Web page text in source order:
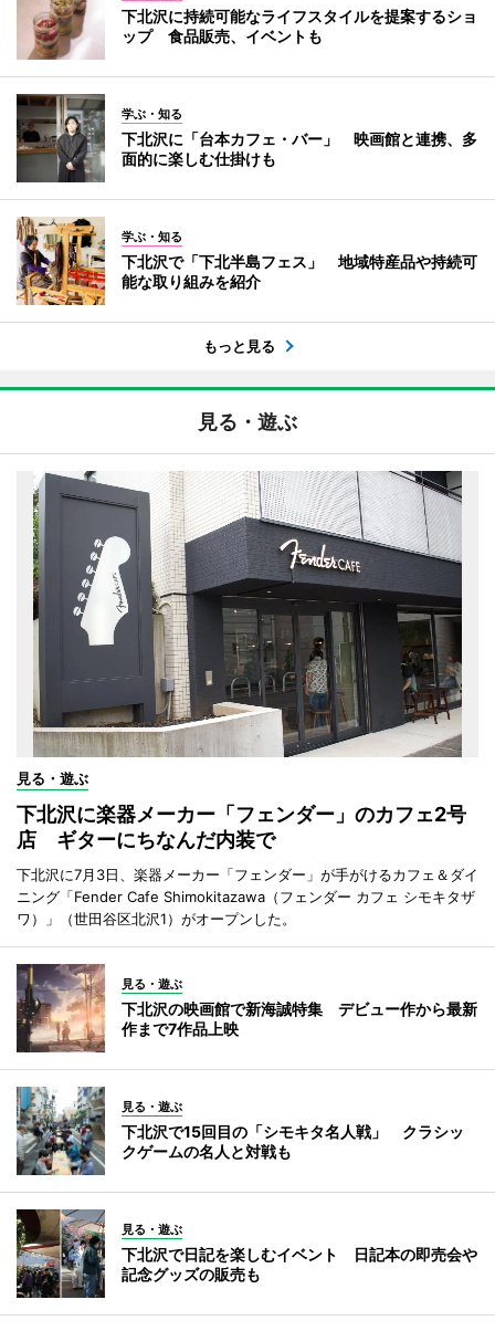
下北沢に持続可能なライフスタイルを提案するショ
ップ 食品販売、イベントも
学ぶ・知る
下北沢に「台本カフェ・バー」 映画館と連携、多
面的に楽しむ仕掛けも
学ぶ・知る
下北沢で「下北半島フェス」 地域特産品や持続可
能な取り組みを紹介
もっと見る
見る・遊ぶ
見る・遊ぶ
下北沢に楽器メーカー「フェンダー」のカフェ2号
店 ギターにちなんだ内装で
下北沢に7月3日、楽器メーカー「フェンダー」が手がけるカフェ＆ダイ
ニング「Fender Cafe Shimokitazawa（フェンダー カフェ シモキタザ
ワ）」（世田谷区北沢1）がオープンした。
見る・遊ぶ
下北沢の映画館で新海誠特集 デビュー作から最新
作まで7作品上映
見る・遊ぶ
下北沢で15回目の「シモキタ名人戦」 クラシッ
クゲームの名人と対戦も
見る・遊ぶ
下北沢で日記を楽しむイベント 日記本の即売会や
記念グッズの販売も